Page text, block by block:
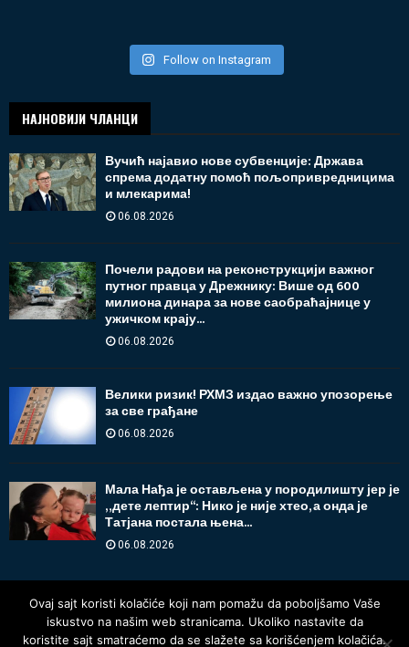
Follow on Instagram
НАЈНОВИЈИ ЧЛАНЦИ
Вучић најавио нове субвенције: Држава
спрема додатну помоћ пољопривредницима
и млекарима!
06.08.2026
Почели радови на реконструкцији важног
путног правца у Дрежнику: Више од 600
милиона динара за нове саобраћајнице у
ужичком крају...
06.08.2026
Велики ризик! РХМЗ издао важно упозорење
за све грађане
06.08.2026
Мала Нађа је остављена у породилишту јер је
„дете лептир“: Нико је није хтео, а онда је
Татјана постала њена...
06.08.2026
Ovaj sajt koristi kolačiće koji nam pomažu da poboljšamo Vaše
iskustvo na našim web stranicama. Ukoliko nastavite da
koristite sajt smatraćemo da se slažete sa korišćenjem kolačića.